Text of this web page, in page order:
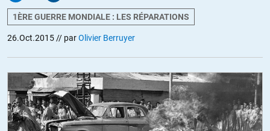
1ÈRE GUERRE MONDIALE : LES RÉPARATIONS
26.Oct.2015// parOlivier Berruyer